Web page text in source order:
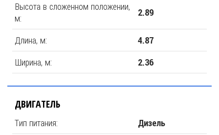
Высота в сложенном положении,
м:
2.89
Длина, м: 4.87
Ширина, м: 2.36
ДВИГАТЕЛЬ
Тип питания: Дизель